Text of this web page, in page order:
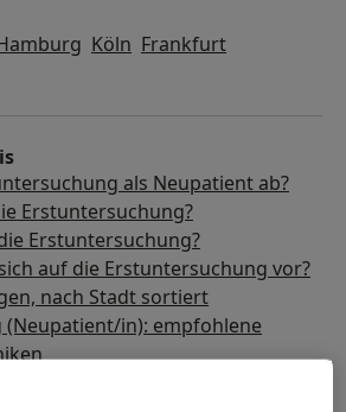
Köln Frankfurt
als Neupatient ab?
Erstuntersuchung?
Erstuntersuchung?
auf die Erstuntersuchung vor?
nach Stadt sortiert
in): empfohlene